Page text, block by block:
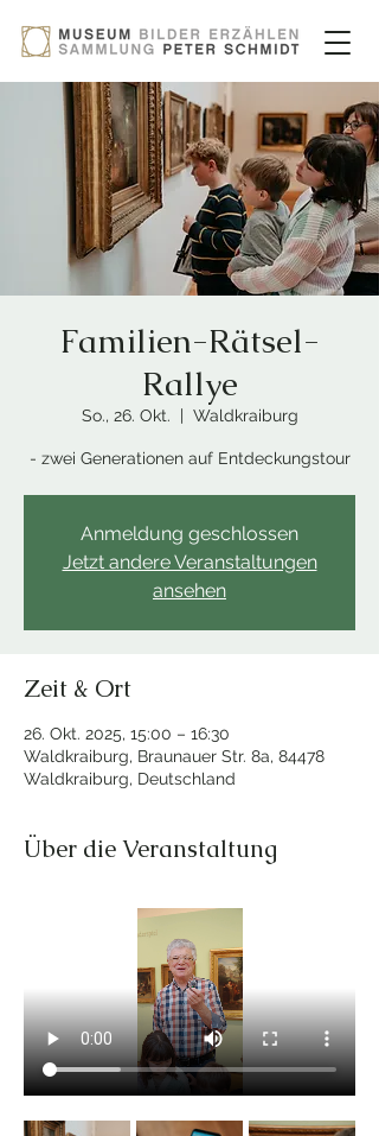
Familien-Rätsel-
Rallye
So., 26. Okt.
  |
Waldkraiburg
- zwei Generationen auf Entdeckungstour
Anmeldung geschlossen
Jetzt andere Veranstaltungen
ansehen
Zeit & Ort
26. Okt. 2025, 15:00 – 16:30
Waldkraiburg, Braunauer Str. 8a, 84478
Waldkraiburg, Deutschland
Über die Veranstaltung